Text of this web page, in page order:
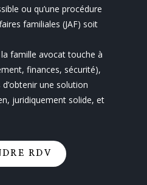
ou qu’une procédure
familiales (JAF) soit
famille avocat touche à
finances, sécurité),
une solution
juridiquement solide, et
RDV